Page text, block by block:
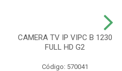
CAMERA TV IP VIPC B 1230
FULL HD G2
Código: 570041